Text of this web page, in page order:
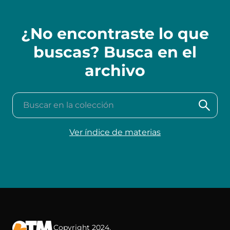
¿No encontraste lo que
buscas? Busca en el
archivo
Buscar en la colección
Ver índice de materias
Copyright 2024.